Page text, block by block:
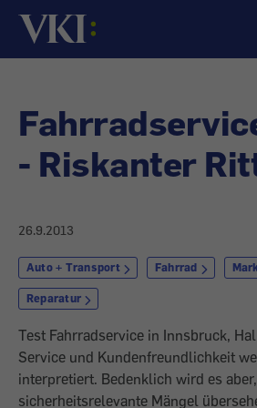
Startseite
- Riskanter
26.9.2013
Auto + Transport Fahrrad
Reparatur
Test Fahrradservice in Innsbruck,
Service und Kundenfreundlichkeit
interpretiert. Bedenklich wird es
sicherheitsrelevante Mängel